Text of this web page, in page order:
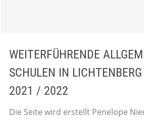
WEITERFÜHRENDE
SCHULEN IN
2021 / 2022
Die Seite wird erstellt Penelope